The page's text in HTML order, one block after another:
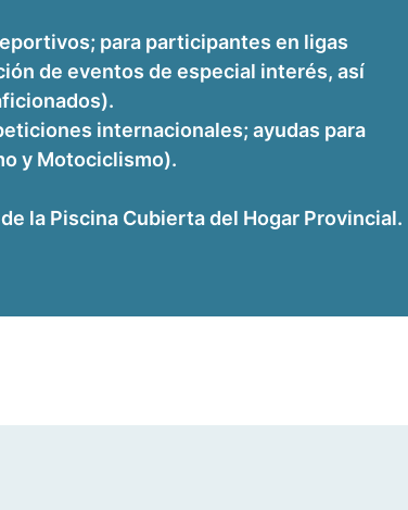
para participantes en ligas
de eventos de especial interés, así
internacionales; ayudas para
y Motociclismo).
la Piscina Cubierta del Hogar Provincial.